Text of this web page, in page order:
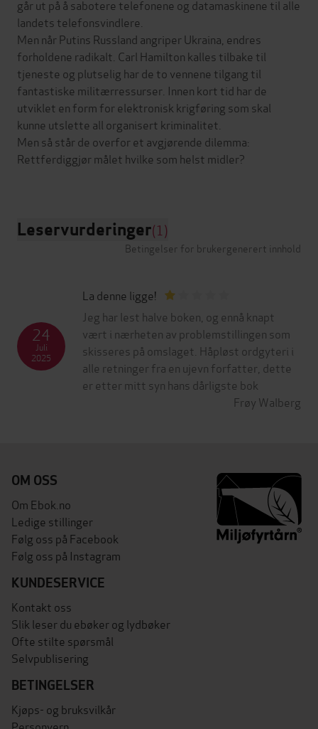
går ut på å sabotere telefonene og datamaskinene til alle
landets telefonsvindlere.
Men når Putins Russland angriper Ukraina, endres
forholdene radikalt. Carl Hamilton kalles tilbake til
tjeneste og plutselig har de to vennene tilgang til
fantastiske militærressurser. Innen kort tid har de
utviklet en form for elektronisk krigføring som skal
kunne utslette all organisert kriminalitet.
Men så står de overfor et avgjørende dilemma:
Rettferdiggjør målet hvilke som helst midler?
Leservurderinger(1)
Betingelser for brukergenerert innhold
La denne ligge!
Jeg har lest halve boken, og ennå knapt
vært i nærheten av problemstillingen som
skisseres på omslaget. Håpløst ordgyteri i
alle retninger fra en ujevn forfatter, dette
er etter mitt syn hans dårligste bok
Frøy Walberg
24
Juli
2025
OM OSS
Om Ebok.no
Ledige stillinger
Følg oss på Facebook
Følg oss på Instagram
KUNDESERVICE
Kontakt oss
Slik leser du ebøker og lydbøker
Ofte stilte spørsmål
Selvpublisering
BETINGELSER
Kjøps- og bruksvilkår